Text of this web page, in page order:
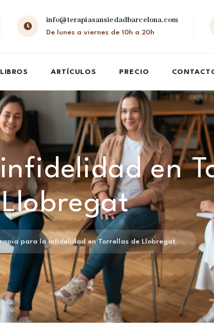
info@terapiasansiedadbarcelona.com
De lunes a viernes de 10h a 20h
LIBROS ARTÍCULOS PRECIO
en
Llobregat
para la infidelidad en Torrellas de Llobregat